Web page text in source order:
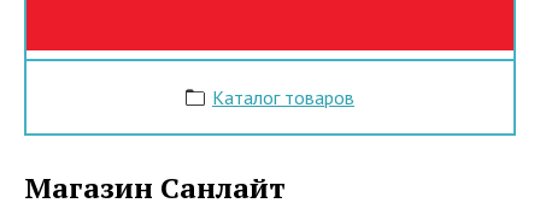
Каталог товаров
Магазин Санлайт